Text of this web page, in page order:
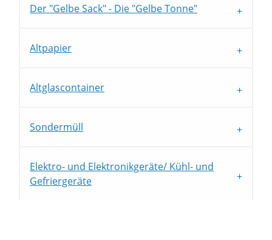
Der "Gelbe Sack" - Die "Gelbe Tonne"
Altpapier
Altglascontainer
Sondermüll
Elektro- und Elektronikgeräte/ Kühl- und
Gefriergeräte